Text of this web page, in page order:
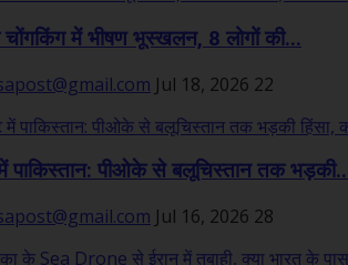
में भीषण भूस्खलन, 8 लोगों की...
Jul 18, 2026 22
पीओके से बलूचिस्तान तक
Jul 16, 2026 28